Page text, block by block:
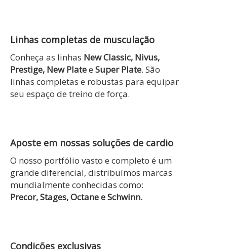
Linhas completas de musculação
Conheça as linhas New Classic, Nivus,
Prestige, New Platee Super Plate. São
linhas completas e robustas para equipar
seu espaço de treino de força.
Aposte em nossas soluções de cardio
O nosso portfólio vasto e completo é um
grande diferencial, distribuímos marcas
mundialmente conhecidas como:
Precor, Stages, Octane e Schwinn.
Condições exclusivas